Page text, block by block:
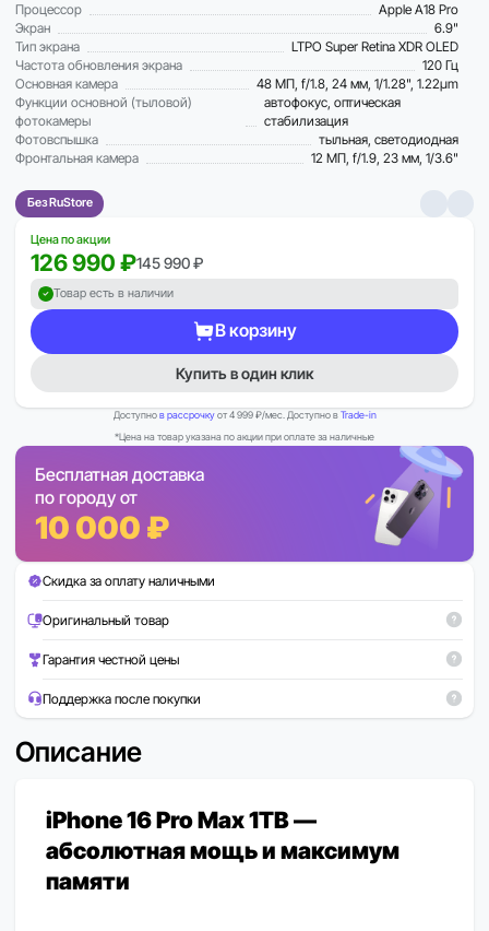
Процессор
Apple A18 Pro
Экран
6.9"
Тип экрана
LTPO Super Retina XDR OLED
Частота обновления экрана
120 Гц
Основная камера
48 МП, f/1.8, 24 мм, 1/1.28", 1.22µm
Функции основной (тыловой)
фотокамеры
автофокус, оптическая
стабилизация
Фотовспышка
тыльная, светодиодная
Фронтальная камера
12 МП, f/1.9, 23 мм, 1/3.6"
Без RuStore
Цена по акции
126 990 ₽145 990 ₽
Товар есть в наличии
В корзину
Купить в один клик
Доступнов рассрочкуот 4 999 ₽/мес. Доступно вTrade-in
*Цена на товар указана по акции при оплате за наличные
Бесплатная доставка
по городу от
10 000 ₽
Скидка за оплату наличными
Оригинальный товар
Гарантия честной цены
Поддержка после покупки
Описание
iPhone 16 Pro Max 1TB —
абсолютная мощь и максимум
памяти